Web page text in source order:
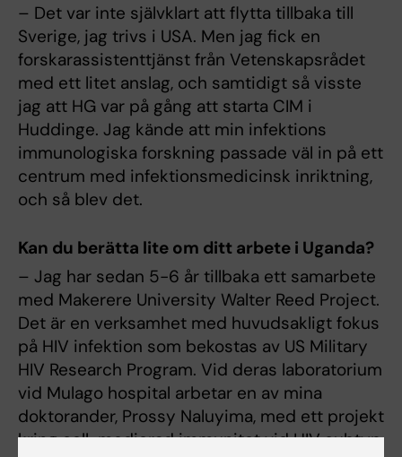
– Det var inte självklart att flytta tillbaka till
Sverige, jag trivs i USA. Men jag fick en
forskarassistenttjänst från Vetenskapsrådet
med ett litet anslag, och samtidigt så visste
jag att HG var på gång att starta CIM i
Huddinge. Jag kände att min infektions
immunologiska forskning passade väl in på ett
centrum med infektionsmedicinsk inriktning,
och så blev det.
Kan du berätta lite om ditt arbete i Uganda?
– Jag har sedan 5-6 år tillbaka ett samarbete
med Makerere University Walter Reed Project.
Det är en verksamhet med huvudsakligt fokus
på HIV infektion som bekostas av US Military
HIV Research Program. Vid deras laboratorium
vid Mulago hospital arbetar en av mina
doktorander, Prossy Naluyima, med ett projekt
kring cell-medierad immunitet vid HIV subtyp